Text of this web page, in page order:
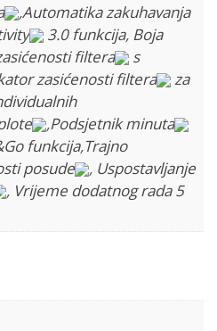
,Automatika zakuhavanja
3.0 funkcija, Boja
filtera
s
zasićenosti filtera
za
,Podsjetnik minuta
funkcija,Trajno
posude
, Uspostavljanje
, Vrijeme dodatnog rada 5